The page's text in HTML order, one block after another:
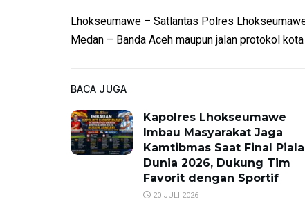
Lhokseumawe – Satlantas Polres
Medan – Banda Aceh maupun jalan protokol
BACA JUGA
Kapolres Lhokseumawe
Imbau Masyarakat Jaga
Kamtibmas Saat Final Piala
Dunia 2026, Dukung Tim
Favorit dengan Sportif
20 JULI 2026